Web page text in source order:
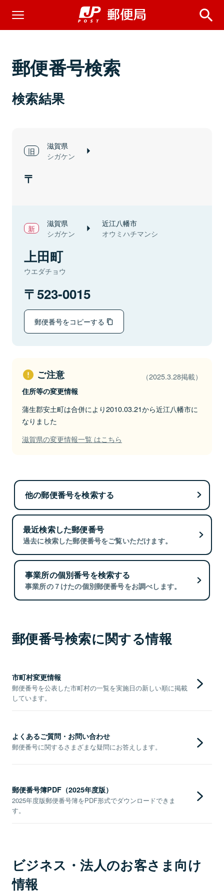
郵便番号検索
検索結果
滋賀県
シガケン
滋賀県
シガケン
近江八幡市
オウミハチマンシ
上田町
ウエダチョウ
523-0015
郵便番号をコピーする
ご注意 （2025.3.28掲載）
住所等の変更情報
蒲生郡安土町は合併により2010.03.21から近江八幡市に
なりました
滋賀県の変更情報一覧 はこちら
他の郵便番号を検索する
最近検索した郵便番号
過去に検索した郵便番号をご覧いただけます。
事業所の個別番号を検索する
事業所の７けたの個別郵便番号をお調べします。
郵便番号検索に関する情報
市町村変更情報
郵便番号を公表した市町村の一覧を実施日の新しい順に掲載
しています。
よくあるご質問・お問い合わせ
郵便番号に関するさまざまな疑問にお答えします。
郵便番号簿PDF（2025年度版）
2025年度版郵便番号簿をPDF形式でダウンロードできま
す。
ビジネス・法人のお客さま向け
情報